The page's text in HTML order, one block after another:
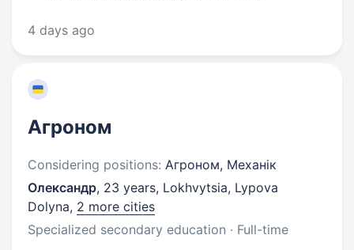
4 days ago
Агроном
Considering positions: Агроном, Механік
Олександр, 23 years, Lokhvytsia, Lypova
Dolyna, 2 more cities
Specialized secondary education · Full-time